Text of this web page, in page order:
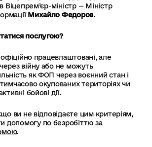
Віцепрем’єр-міністр — Міністр
Михайло Федоров.
послугою?
офіційно працевлаштовані, але
війну або не можуть
як ФОП через воєнний стан і
окупованих територіях чи
бойові дії.
ви не відповідаєте цим критеріям,
по безробіттю за
.